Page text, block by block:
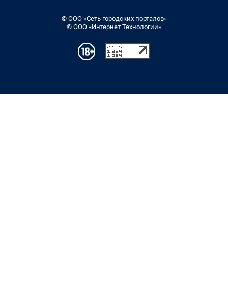
© ООО «Сеть городских порталов»
© ООО «Интернет Технологии»